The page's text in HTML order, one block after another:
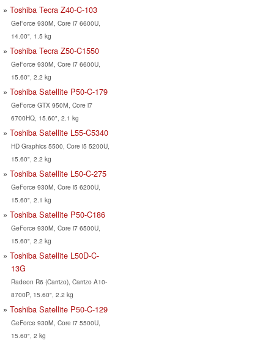
Toshiba Tecra Z40-C-103
GeForce 930M, Core i7 6600U,
14.00", 1.5 kg
Toshiba Tecra Z50-C1550
GeForce 930M, Core i7 6600U,
15.60", 2.2 kg
Toshiba Satellite P50-C-179
GeForce GTX 950M, Core i7
6700HQ, 15.60", 2.1 kg
Toshiba Satellite L55-C5340
HD Graphics 5500, Core i5 5200U,
15.60", 2.2 kg
Toshiba Satellite L50-C-275
GeForce 930M, Core i5 6200U,
15.60", 2.1 kg
Toshiba Satellite P50-C186
GeForce 930M, Core i7 6500U,
15.60", 2.2 kg
Toshiba Satellite L50D-C-
13G
Radeon R6 (Carrizo), Carrizo A10-
8700P, 15.60", 2.2 kg
Toshiba Satellite P50-C-129
GeForce 930M, Core i7 5500U,
15.60", 2 kg